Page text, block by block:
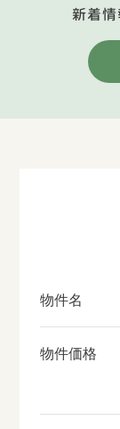
新着情
物件名
物件価格